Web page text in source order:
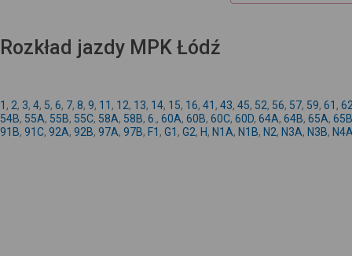
Rozkład jazdy MPK Łódź
1 , 2, 3, 4, 5, 6, 7, 8, 9, 11 , 12, 13, 14, 15, 16, 41 , 43, 45, 52, 56, 57, 59, 61 ,
54B, 55A, 55B, 55C, 58A, 58B, 6. , 60A, 60B, 60C, 60D, 64A, 64B, 65A, 65B
91B, 91C, 92A, 92B, 97A, 97B, F1 , G1 , G2, H, N1A, N1B, N2, N3A, N3B,